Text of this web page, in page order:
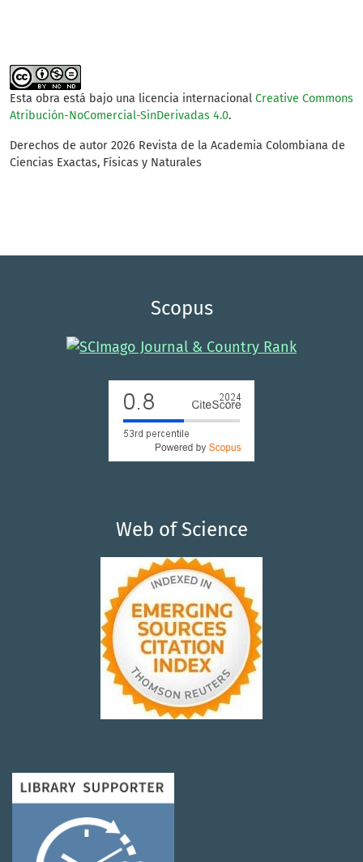
Esta obra está bajo una licencia internacional Creative Commons
Atribución-NoComercial-SinDerivadas 4.0.
Derechos de autor 2026 Revista de la Academia Colombiana de
Ciencias Exactas, Físicas y Naturales
Scopus
Web of Science